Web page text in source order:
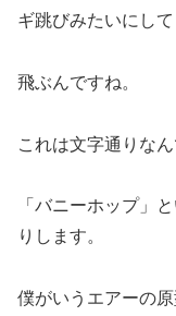
ギ跳びみたいにして
飛ぶんですね。
これは文字通りなん
「バニーホップ」
りします。
僕がいうエアーの原